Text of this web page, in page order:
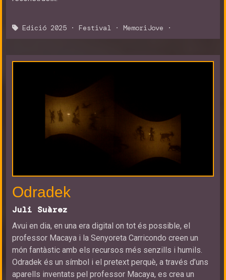
Edició 2025 · Festival · MemoriJove ·
Odradek
Juli Suàrez
Avui en dia, en una era digital on tot és possible, el
professor Macaya i la Senyoreta Carricondo creen un
món fantàstic amb els recursos més senzills i humils.
Odradek és un símbol i el pretext perquè, a través d’uns
aparells inventats pel professor Macaya, es crea un